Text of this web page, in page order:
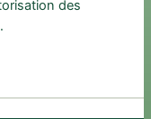
des